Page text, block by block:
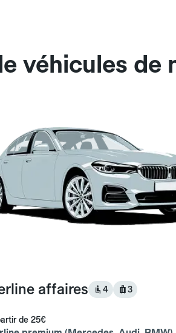
véhicules de
affaires 4 3
de 25€